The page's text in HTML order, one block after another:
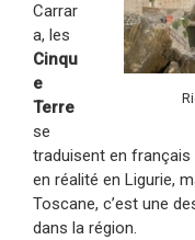
Carrar
a, les
Cinqu
e
Terre
se
traduisent en français
en réalité en Ligurie,
Toscane, c’est une
dans la région.